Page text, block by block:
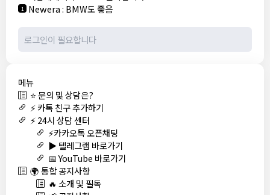
1 Newera: BMW도 좋음
메뉴
⭐ 문의 및 상담은?
⚡ 카톡 친구 추가하기
⚡ 24시 상담 센터
⚡카카오톡 오픈채팅
▶️ 텔레그램 바로가기
📅 YouTube 바로가기
🌍 통합 공지사항
🔥 소개 및 필독